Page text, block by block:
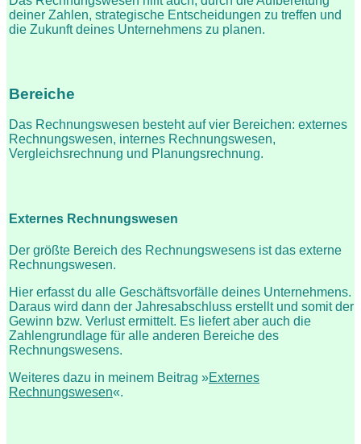
deiner Zahlen, strategische Entscheidungen zu treffen und
die Zukunft deines Unternehmens zu planen.
Bereiche
Das Rechnungswesen besteht auf vier Bereichen: externes
Rechnungswesen, internes Rechnungswesen,
Vergleichsrechnung und Planungsrechnung.
Externes Rechnungswesen
Der größte Bereich des Rechnungswesens ist das externe
Rechnungswesen.
Hier erfasst du alle Geschäftsvorfälle deines Unternehmens.
Daraus wird dann der Jahresabschluss erstellt und somit der
Gewinn bzw. Verlust ermittelt. Es liefert aber auch die
Zahlengrundlage für alle anderen Bereiche des
Rechnungswesens.
Weiteres dazu in meinem Beitrag »Externes
Rechnungswesen«.